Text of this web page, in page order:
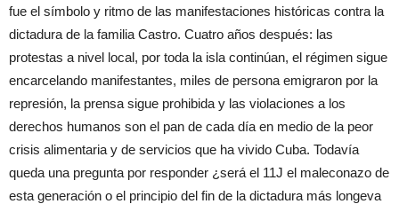
fue el símbolo y ritmo de las manifestaciones históricas contra la
dictadura de la familia Castro. Cuatro años después: las
protestas a nivel local, por toda la isla continúan, el régimen sigue
encarcelando manifestantes, miles de persona emigraron por la
represión, la prensa sigue prohibida y las violaciones a los
derechos humanos son el pan de cada día en medio de la peor
crisis alimentaria y de servicios que ha vivido Cuba. Todavía
queda una pregunta por responder ¿será el 11J el maleconazo de
esta generación o el principio del fin de la dictadura más longeva